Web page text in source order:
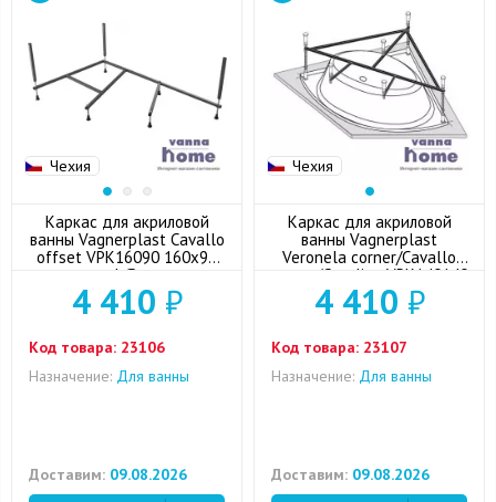
Чехия
Каркас для акриловой
ванны Vagnerplast Cavallo
offset VPK16090 160x90
L/R
4 410 ₽
Код товара: 23106
Назначение: Для ванны
Доставим: 09.08.2026
Чехия
Каркас для акриловой
ванны Vagnerplast
Veronela corner/Cavallo
corner/Catalina VPK140140
140x140
4 410 ₽
Код товара: 23107
Назначение: Для ванны
Доставим: 09.08.2026